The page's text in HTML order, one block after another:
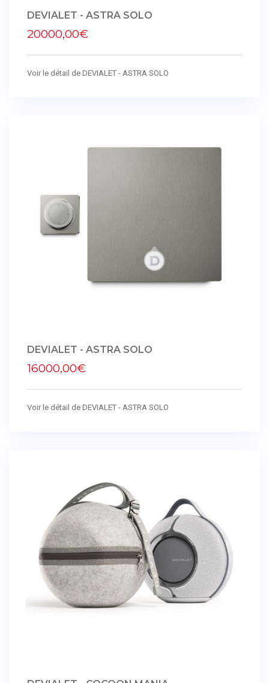
DEVIALET - ASTRA SOLO
20000,00€
Voir le détail de DEVIALET - ASTRA SOLO
DEVIALET - ASTRA SOLO
16000,00€
Voir le détail de DEVIALET - ASTRA SOLO